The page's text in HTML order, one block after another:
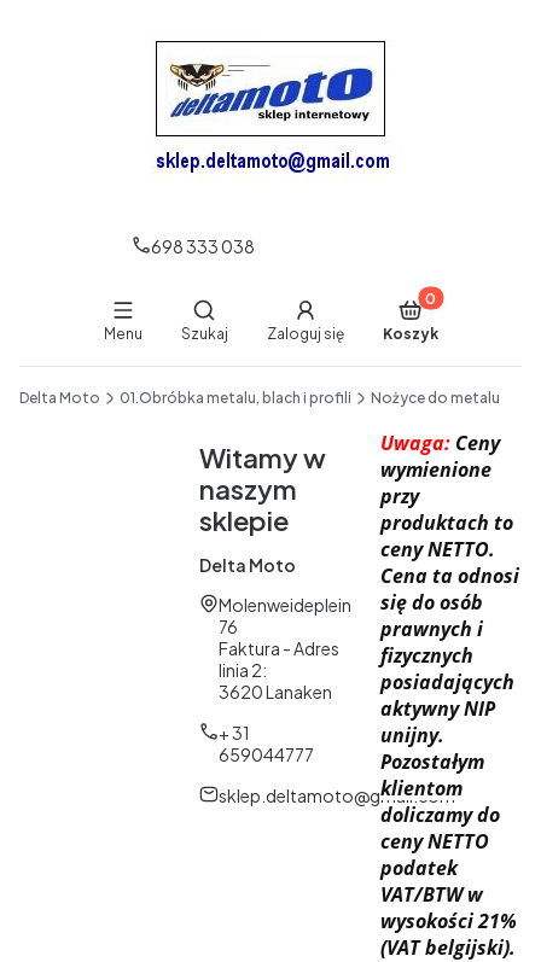
698 333 038
Menu
Otwórz wyszukiwarkę
Szukaj Zaloguj się
Produkty w
Koszyk
Delta Moto 01.Obróbka metalu, blach i profili Nożyce do metalu
Witamy w
naszym
sklepie
Delta Moto
Adres:
Molenweideplein
76
Faktura - Adres
linia 2:
3620 Lanaken
+ 31
659044777
sklep.deltamoto@gmail.com
Uwaga:Ceny
wymienione
przy
produktach to
ceny NETTO.
Cena ta odnosi
się do osób
prawnych i
fizycznych
posiadających
aktywny NIP
unijny.
Pozostałym
klientom
doliczamy do
ceny NETTO
podatek
VAT/BTW w
wysokości 21%
(VAT belgijski).